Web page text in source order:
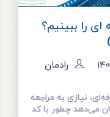
را ببینیم؟
رادمان
نیازی به مراجعه
می‌دهد چطور با کد